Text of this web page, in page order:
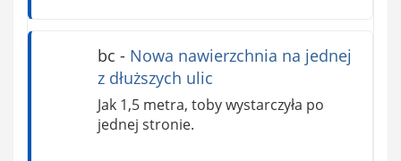
bc - Nowa nawierzchnia na jednej
z dłuższych ulic
Jak 1,5 metra, toby wystarczyła po
jednej stronie.